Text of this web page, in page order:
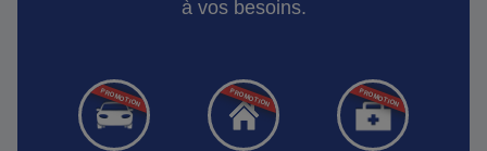
à vos besoins.